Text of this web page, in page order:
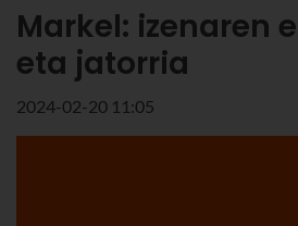
Markel: izenaren
eta jatorria
2024-02-20 11:05